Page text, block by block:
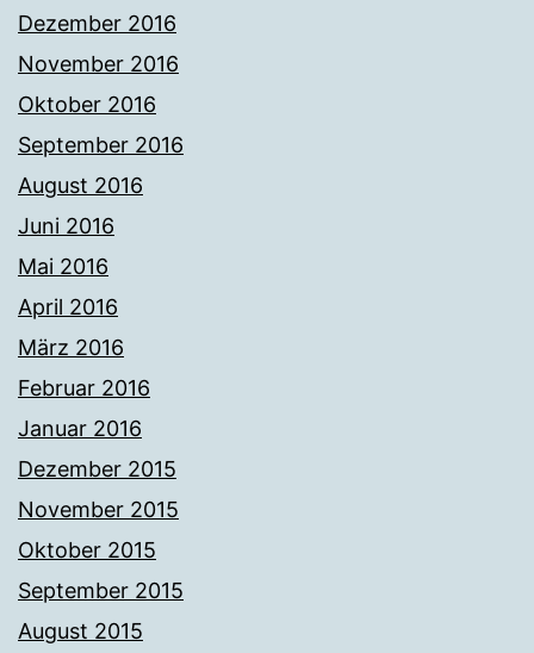
Dezember 2016
November 2016
Oktober 2016
September 2016
August 2016
Juni 2016
Mai 2016
April 2016
März 2016
Februar 2016
Januar 2016
Dezember 2015
November 2015
Oktober 2015
September 2015
August 2015